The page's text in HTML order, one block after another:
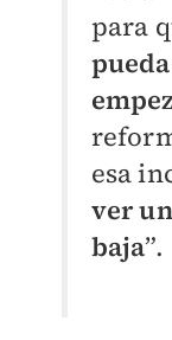
para
esa
ver
baja”.